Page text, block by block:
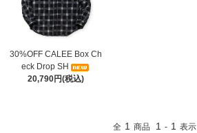
30%OFF CALEE Box Ch
eck Drop SH
20,790円(税込)
全 1 商品 1 - 1 表示